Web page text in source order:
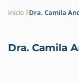
Inicio Dra. Camila
Dra. Camila